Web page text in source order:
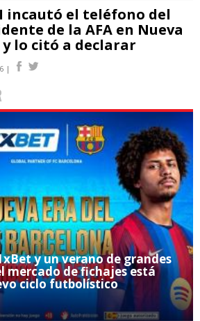
incautó el teléfono del
de la AFA en Nueva
lo citó a declarar
|
y un verano de grandes
mercado de fichajes está
ciclo futbolístico